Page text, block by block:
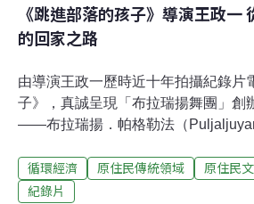
《跳進部落的孩子》導演王政一
的回家之路
由導演王政一歷時近十年拍攝紀錄片
子》，真誠呈現「布拉瑞揚舞團」創
——布拉瑞揚．帕格勒法（
藝術家在現代社會中，關於身分認同
扎。拍攝初始於2016年，起初只是一
循環經濟 原住民傳統領域 原住民
紀錄片